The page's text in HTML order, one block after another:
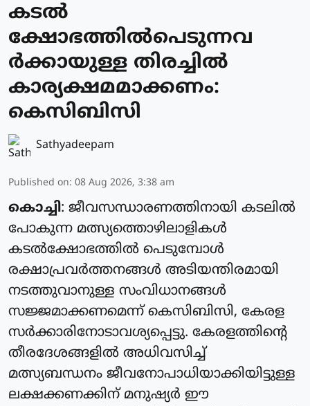
കടല്‍
ക്ഷോഭത്തില്‍പെടുന്നവ
ര്‍ക്കായുള്ള തിരച്ചില്‍
കാര്യക്ഷമമാക്കണം:
കെസിബിസി
Sathyadeepam
Published on: 08 Aug 2026, 3:38 am
കൊച്ചി: ജീവസന്ധാരണത്തിനായി കടലില്‍
പോകുന്ന മത്സ്യത്തൊഴിലാളികള്‍
കടല്‍ക്ഷോഭത്തില്‍ പെടുമ്പോള്‍
രക്ഷാപ്രവര്‍ത്തനങ്ങള്‍ അടിയന്തിരമായി
നടത്തുവാനുള്ള സംവിധാനങ്ങള്‍
സജ്ജമാക്കണമെന്ന് കെസിബിസി, കേരള
സര്‍ക്കാരിനോടാവശ്യപ്പെട്ടു. കേരളത്തിന്റെ
തീരദേശങ്ങളില്‍ അധിവസിച്ച്
മത്സ്യബന്ധനം ജീവനോപാധിയാക്കിയിട്ടുള്ള
ലക്ഷക്കണക്കിന് മനുഷ്യര്‍ ഈ